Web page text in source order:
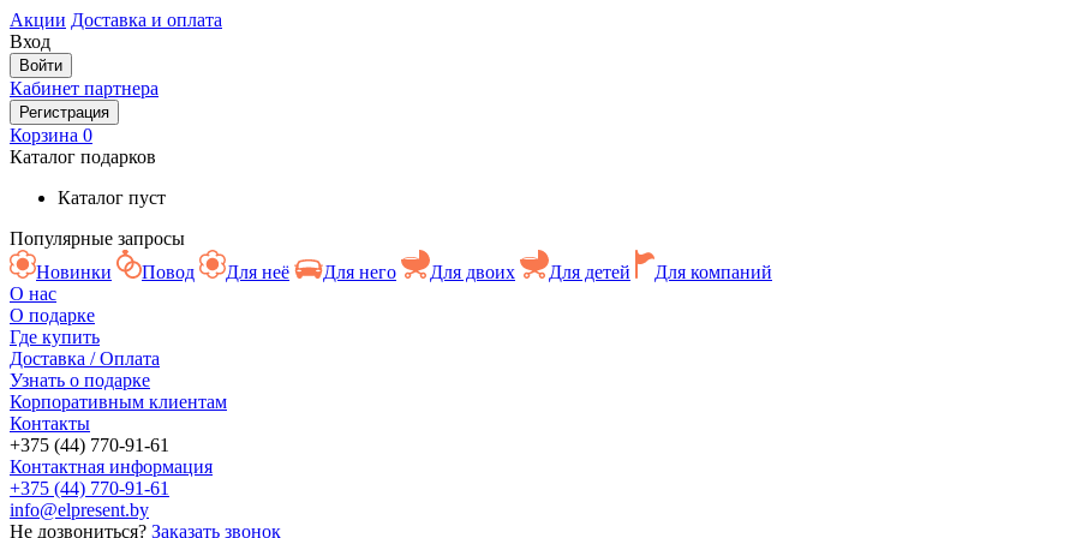
Акции Доставка и оплата
Вход
Войти
Кабинет партнера
Регистрация
Корзина 0
Каталог подарков
Каталог пуст
Популярные запросы
Новинки
Повод Для неё Для него Для двоих Для детей
Для компаний
О нас
О подарке
Где купить
Доставка / Оплата
Узнать о подарке
Корпоративным клиентам
Контакты
+375 (44) 770-91-61
Контактная информация
+375 (44) 770-91-61
info@elpresent.by
Не дозвониться? Заказать звонок